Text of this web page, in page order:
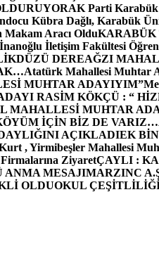
AK Parti Karabük
Kübra Dağlı, Karabük
Aracı OlduKARABÜK
İletişim Fakültesi
DEREAĞZI
Atatürk Mahallesi Muhtar
MUHTAR ADAYIYIM”
RASİM KÖKÇÜ : “
MAHALLESİ MUHTAR
İÇİN BİZ DE VARIZ…
AÇIKLADIEK
, Yirmibeşler Mahallesi
ZiyaretÇAYLI :
ANMA MESAJIMARZINC
OLDUOKUL